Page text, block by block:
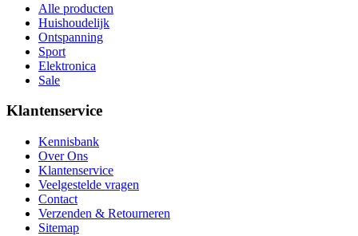
Alle producten
Huishoudelijk
Ontspanning
Sport
Elektronica
Sale
Klantenservice
Kennisbank
Over Ons
Klantenservice
Veelgestelde vragen
Contact
Verzenden & Retourneren
Sitemap